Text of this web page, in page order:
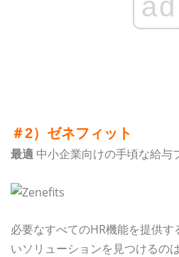
ad
＃2）ゼネフィット
最適 中小企業向けの手頃な給与
必要なすべてのHR機能を提供
いソリューションを見つけるの